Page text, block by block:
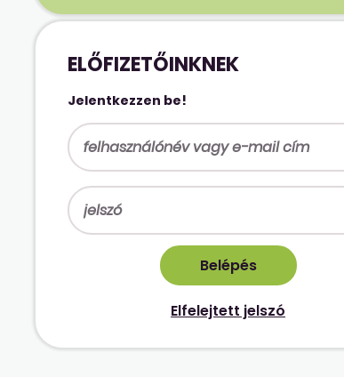
ELŐFIZETŐINKNEK
Jelentkezzen be!
Elfelejtett jelszó